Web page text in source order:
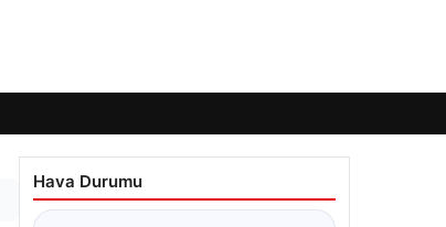
Hava Durumu